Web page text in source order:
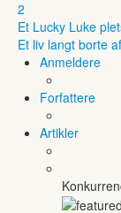
2
Et Lucky Luke
Et liv langt borte
Anmeldere
Forfattere
Artikler